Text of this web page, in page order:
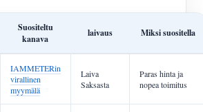
Suositeltu
kanava
laivaus Miksi suositella
IAMMETERin
virallinen
myymälä
Laiva
Saksasta
Paras hinta ja
nopea toimitus